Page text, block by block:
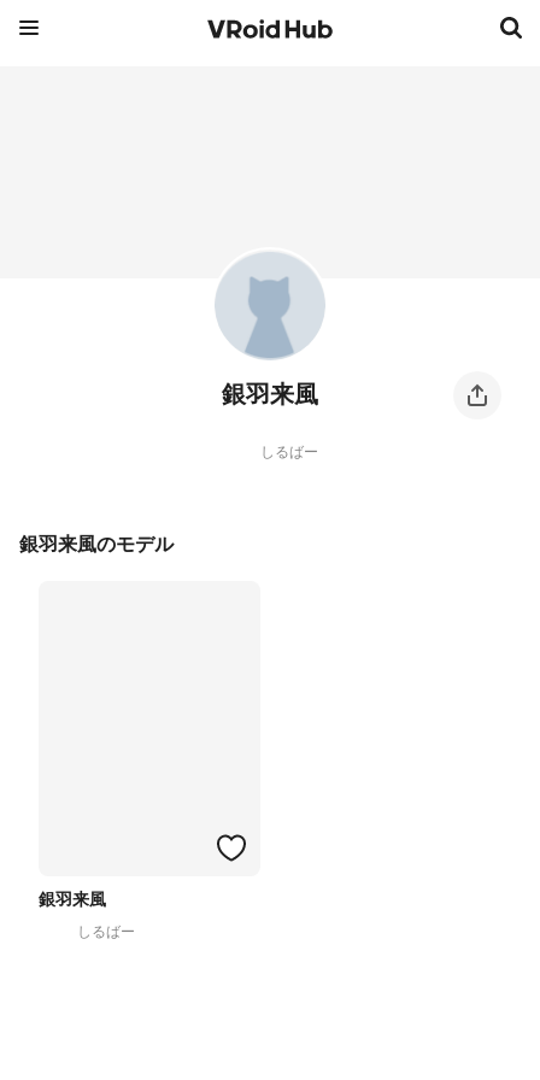
銀羽来風
しるばー
銀羽来風のモデル
銀羽来風
しるばー